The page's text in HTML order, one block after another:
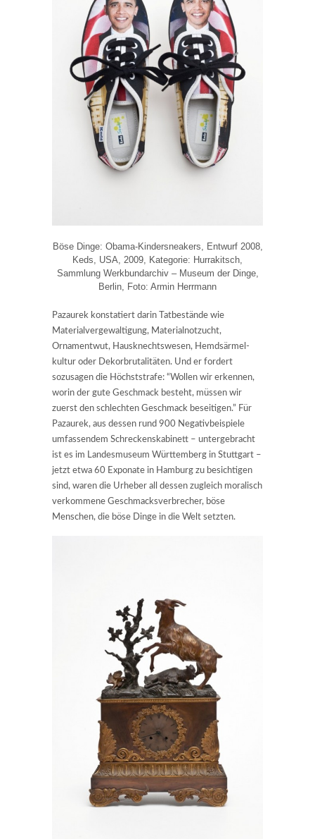
Böse Dinge: Obama-Kindersneakers, Entwurf 2008,
Keds, USA, 2009, Kategorie: Hurrakitsch,
Sammlung Werkbundarchiv – Museum der Dinge,
Berlin, Foto: Armin Herrmann
Pazaurek konstatiert darin Tatbestände wie
Materialvergewaltigung, Materialnotzucht,
Ornamentwut, Hausknechtswesen, Hemdsärmel-
kultur oder Dekorbrutalitäten. Und er fordert
sozusagen die Höchststrafe: “Wollen wir erkennen,
worin der gute Geschmack besteht, müssen wir
zuerst den schlechten Geschmack beseitigen.” Für
Pazaurek, aus dessen rund 900 Negativbeispiele
umfassendem Schreckenskabinett – untergebracht
ist es im Landesmuseum Württemberg in Stuttgart –
jetzt etwa 60 Exponate in Hamburg zu besichtigen
sind, waren die Urheber all dessen zugleich moralisch
verkommene Geschmacksverbrecher, böse
Menschen, die böse Dinge in die Welt setzten.